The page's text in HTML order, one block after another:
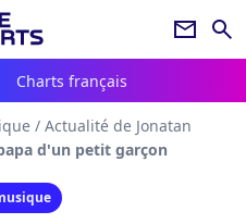
newsletter search
Charts français
/ Actualité de Jonatan
d'un petit garçon